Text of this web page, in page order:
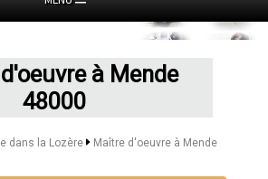
à Mende
48000
dans la Lozère Maître d'oeuvre à Mende